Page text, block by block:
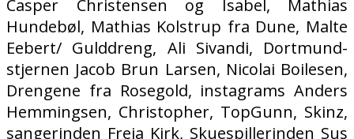
Casper Christensen og Isabel, Mathias
Hundebøl, Mathias Kolstrup fra Dune, Malte
Eebert/ Gulddreng, Ali Sivandi, Dortmund-
stjernen Jacob Brun Larsen, Nicolai Boilesen,
Drengene fra Rosegold, instagrams Anders
Hemmingsen, Christopher, TopGunn, Skinz,
sangerinden Freja Kirk, Skuespillerinden Sus